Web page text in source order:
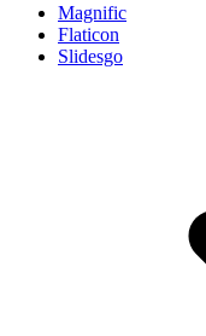
Magnific
Flaticon
Slidesgo